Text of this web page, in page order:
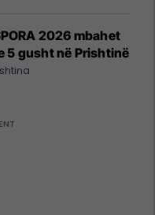
2026 mbahet
5 gusht në Prishtinë